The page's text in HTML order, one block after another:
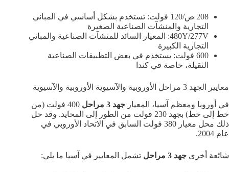
208 ص/120 فولت: تستخدم بشكل أساسي في المباني
التجارية والمنشآت الصناعية الصغيرة
480Y/277V: المعيار السائد للمنشآت الصناعية والمباني
التجارية الكبيرة
600 فولت: يستخدم في بعض التطبيقات الصناعية
الثقيلة، خاصة في كندا
معايير الجهد 3 مراحل الأوروبية والآسيوية الأوروبية والآسيوية
في أوروبا ومعظم آسيا، المعيار جهد 3 مراحل
400 فولت (من
خط إلى خط) بجهد 230 فولت من الطور إلى المحايد. وقد حل
ذلك محل معيار 380 فولت السابق في الاتحاد الأوروبي في
عام 2004.
شائعة أخرى جهد 3 مراحل تشمل المعايير في آسيا ما يلي: